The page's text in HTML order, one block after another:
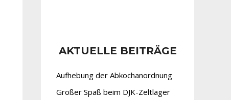
AKTUELLE BEITRÄGE
Aufhebung der Abkochanordnung
Großer Spaß beim DJK-Zeltlager